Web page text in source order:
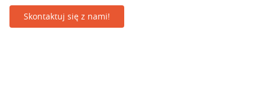
Skontaktuj się z nami!